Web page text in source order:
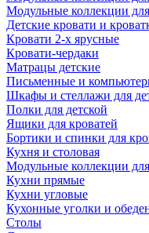
Модульные коллекции
Детские кровати и
Кровати 2-х ярусные
Кровати-чердаки
Матрацы детские
Письменные и
Шкафы и стеллажи для
Полки для детской
Ящики для кроватей
Бортики и спинки для
Кухня и столовая
Модульные коллекции
Кухни прямые
Кухни угловые
Кухонные уголки и
Столы